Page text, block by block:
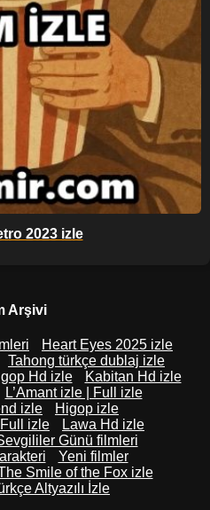
2023 izle
Arşivi
Heart Eyes 2025 izle
Tahong türkçe dublaj izle
Hd izle
Kabitan Hd izle
L’Amant izle | Full izle
izle
Higop izle
izle
Lawa Hd izle
Günü filmleri
Yeni filmler
Smile of the Fox izle
Altyazılı İzle